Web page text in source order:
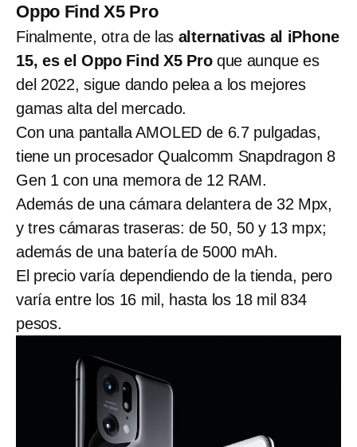
Oppo Find X5 Pro
Finalmente, otra de las alternativas al iPhone
15, es el Oppo Find X5 Pro que aunque es
del 2022, sigue dando pelea a los mejores
gamas alta del mercado.
Con una pantalla AMOLED de 6.7 pulgadas,
tiene un procesador Qualcomm Snapdragon 8
Gen 1 con una memora de 12 RAM.
Además de una cámara delantera de 32 Mpx,
y tres cámaras traseras: de 50, 50 y 13 mpx;
además de una batería de 5000 mAh.
El precio varía dependiendo de la tienda, pero
varía entre los 16 mil, hasta los 18 mil 834
pesos.